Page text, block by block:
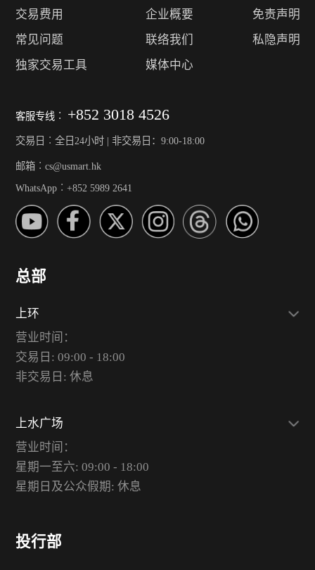
交易费用
常见问题
独家交易工具
企业概要
联络我们
媒体中心
免责声明
私隐声明
客服专线︰ +852 3018 4526
交易日︰全日24小时 | 非交易日：9:00-18:00
邮箱︰cs@usmart.hk
WhatsApp︰+852 5989 2641
总部
上环
营业时间：
交易日: 09:00 - 18:00
非交易日: 休息
上水广场
营业时间：
星期一至六: 09:00 - 18:00
星期日及公众假期: 休息
投行部